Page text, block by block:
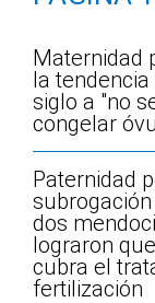
Maternidad
la
siglo a "no
congelar
Paternidad
dos
lograron
cubra el
fertilización